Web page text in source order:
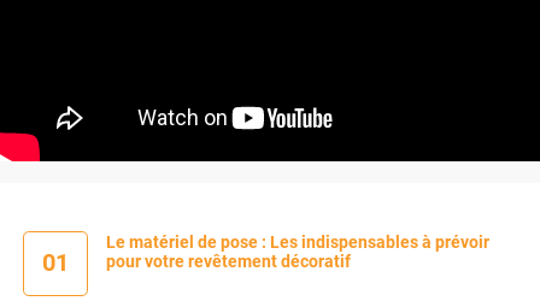
01
Le matériel de pose : Les indispensables à prévoir
pour votre revêtement décoratif